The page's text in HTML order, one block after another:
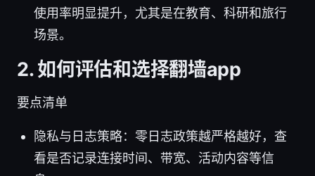
使用率明显提升，尤其是在教育、科研和旅行
场景。
2. 如何评估和选择翻墙app
要点清单
隐私与日志策略：零日志政策越严格越好，查
看是否记录连接时间、带宽、活动内容等信